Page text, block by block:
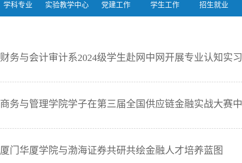
学科专业 实验教学中心 党建工作 学生工作 招生就业
财务与会计审计系2024级学生赴网中网开展专业认知实习
厦门华厦学院与渤海证券共研共绘金融人才培养蓝图